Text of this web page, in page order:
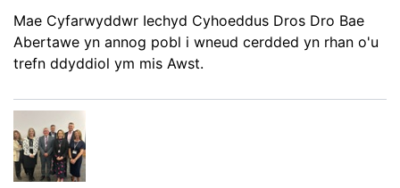
Mae Cyfarwyddwr Iechyd Cyhoeddus Dros Dro Bae
Abertawe yn annog pobl i wneud cerdded yn rhan o'u
trefn ddyddiol ym mis Awst.